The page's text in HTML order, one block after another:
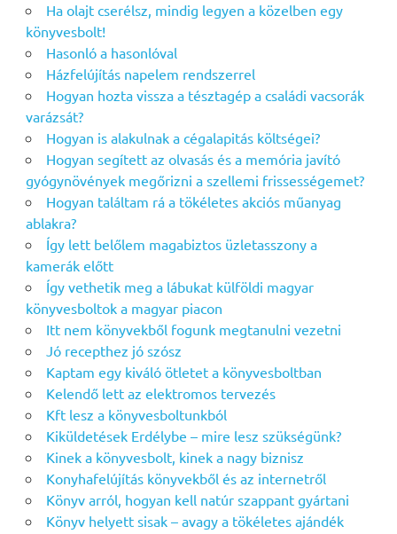
Ha olajt cserélsz, mindig legyen a közelben egy
könyvesbolt!
Hasonló a hasonlóval
Házfelújítás napelem rendszerrel
Hogyan hozta vissza a tésztagép a családi vacsorák
varázsát?
Hogyan is alakulnak a cégalapitás költségei?
Hogyan segített az olvasás és a memória javító
gyógynövények megőrizni a szellemi frissességemet?
Hogyan találtam rá a tökéletes akciós műanyag
ablakra?
Így lett belőlem magabiztos üzletasszony a
kamerák előtt
Így vethetik meg a lábukat külföldi magyar
könyvesboltok a magyar piacon
Itt nem könyvekből fogunk megtanulni vezetni
Jó recepthez jó szósz
Kaptam egy kiváló ötletet a könyvesboltban
Kelendő lett az elektromos tervezés
Kft lesz a könyvesboltunkból
Kiküldetések Erdélybe – mire lesz szükségünk?
Kinek a könyvesbolt, kinek a nagy biznisz
Konyhafelújítás könyvekből és az internetről
Könyv arról, hogyan kell natúr szappant gyártani
Könyv helyett sisak – avagy a tökéletes ajándék